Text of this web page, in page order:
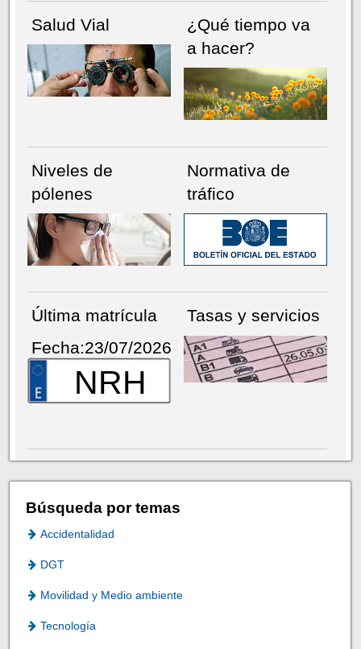
Salud Vial
¿Qué tiempo va
a hacer?
Niveles de
pólenes
Normativa de
tráfico
Última matrícula
Fecha:23/07/2026
NRH
Tasas y servicios
Búsqueda por temas
Accidentalidad
DGT
Movilidad y Medio ambiente
Tecnología